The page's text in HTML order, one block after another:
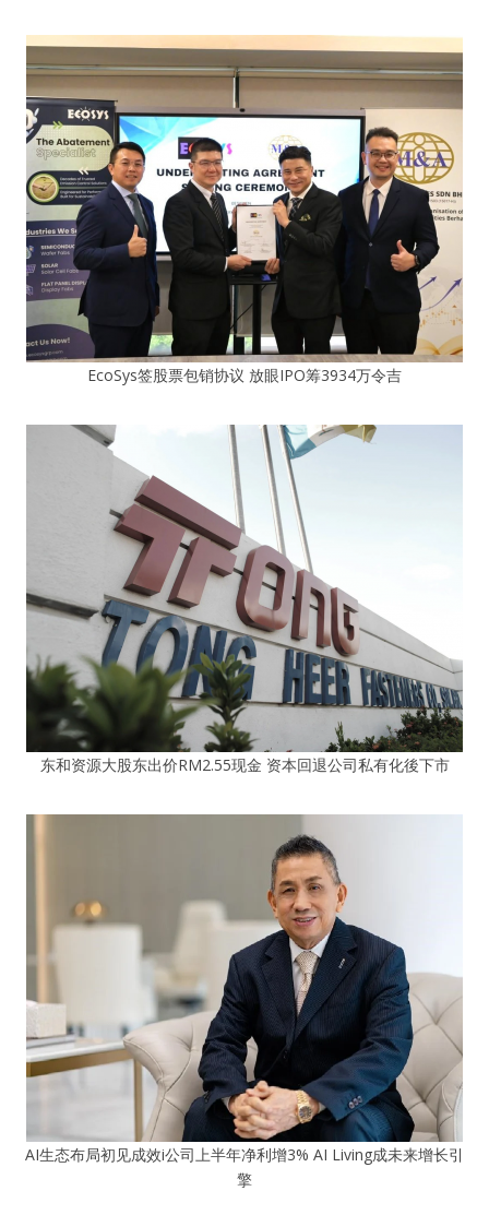
EcoSys签股票包销协议 放眼IPO筹3934万令吉
东和资源大股东出价RM2.55现金 资本回退公司私有化後下市
AI生态布局初见成效i公司上半年净利增3% AI Living成未来增长引
擎